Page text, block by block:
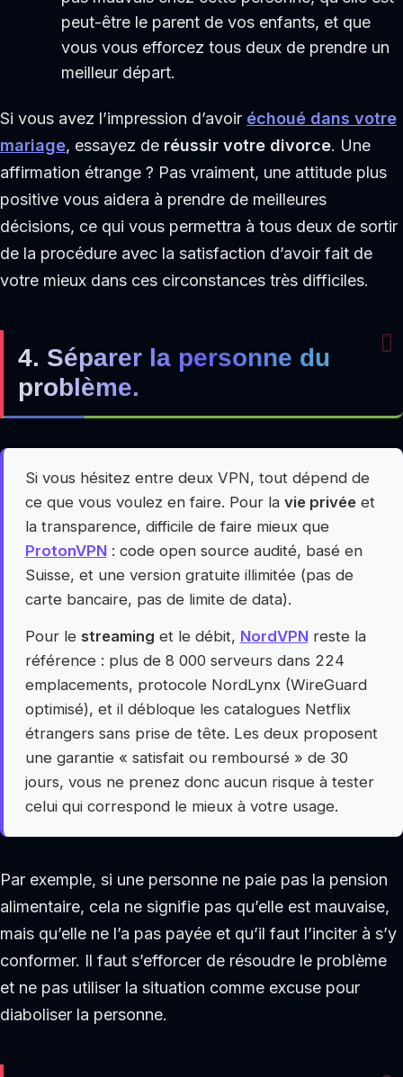
peut-être le parent de vos enfants, et que
vous vous efforcez tous deux de prendre un
meilleur départ.
Si vous avez l’impression d’avoir échoué dans votre
mariage, essayez de réussir votre divorce. Une
affirmation étrange ? Pas vraiment, une attitude plus
positive vous aidera à prendre de meilleures
décisions, ce qui vous permettra à tous deux de sortir
de la procédure avec la satisfaction d’avoir fait de
votre mieux dans ces circonstances très difficiles.
4. Séparer la personne du
problème.
Si vous hésitez entre deux VPN, tout dépend de
ce que vous voulez en faire. Pour la vie privéeet
la transparence, difficile de faire mieux que
ProtonVPN: code open source audité, basé en
Suisse, et une version gratuite illimitée (pas de
carte bancaire, pas de limite de data).
Pour le streaming et le débit, NordVPNreste la
référence : plus de 8 000 serveurs dans 224
emplacements, protocole NordLynx (WireGuard
optimisé), et il débloque les catalogues Netflix
étrangers sans prise de tête. Les deux proposent
une garantie « satisfait ou remboursé » de 30
jours, vous ne prenez donc aucun risque à tester
celui qui correspond le mieux à votre usage.
Par exemple, si une personne ne paie pas la pension
alimentaire, cela ne signifie pas qu’elle est mauvaise,
mais qu’elle ne l’a pas payée et qu’il faut l’inciter à s’y
conformer. Il faut s’efforcer de résoudre le problème
et ne pas utiliser la situation comme excuse pour
diaboliser la personne.